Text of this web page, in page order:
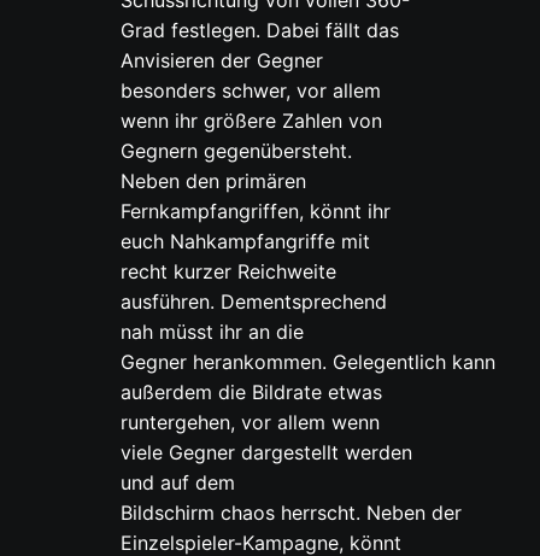
Grad festlegen. Dabei fällt das
Anvisieren der Gegner
besonders schwer, vor allem
wenn ihr größere Zahlen von
Gegnern gegenübersteht.
Neben den primären
Fernkampfangriffen, könnt ihr
euch Nahkampfangriffe mit
recht kurzer Reichweite
ausführen. Dementsprechend
nah müsst ihr an die
Gegner herankommen. Gelegentlich kann
außerdem die Bildrate etwas
runtergehen, vor allem wenn
viele Gegner dargestellt werden
und auf dem
Bildschirm chaos herrscht. Neben der
Einzelspieler-Kampagne, könnt